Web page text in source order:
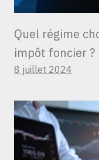
Quel régime
impôt foncier ?
8 juillet 2024